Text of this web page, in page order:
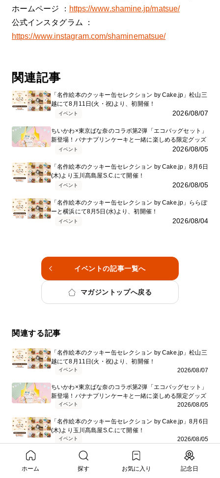
ホームページ ： https://www.shamine.jp/matsue/
公式インスタグラム ：
https://www.instagram.com/shaminematsue/
関連記事
「名作絵本のクッキー缶セレクション by Cake.jp」松山三
越にて8月11日(火・祝)より、初開催！
2026/08/07
イベント
ちいかわ×東京ばな奈のコラボ第2弾「エコバッグセット」
新登場！バナナプリンケーキと一緒に楽しめる限定グッズ
2026/08/05
イベント
「名作絵本のクッキー缶セレクション by Cake.jp」8月6日
(木)より玉川髙島屋S.C.にて開催！
2026/08/05
イベント
「名作絵本のクッキー缶セレクション by Cake.jp」ららぽ
ーと横浜にて8月5日(水)より、初開催！
2026/08/04
イベント
イベントの記事一覧へ
マガジントップへ戻る
関連する記事
「名作絵本のクッキー缶セレクション by Cake.jp」松山三
越にて8月11日(火・祝)より、初開催！
2026/08/07
イベント
ちいかわ×東京ばな奈のコラボ第2弾「エコバッグセット」
新登場！バナナプリンケーキと一緒に楽しめる限定グッズ
2026/08/05
イベント
「名作絵本のクッキー缶セレクション by Cake.jp」8月6日
(木)より玉川髙島屋S.C.にて開催！
2026/08/05
イベント
「名作絵本のクッキー缶セレクション by Cake.jp」ららぽ
ーと横浜にて8月5日(水)より、初開催！
2026/08/04
イベント
ホーム 探す お気に入り 記念日